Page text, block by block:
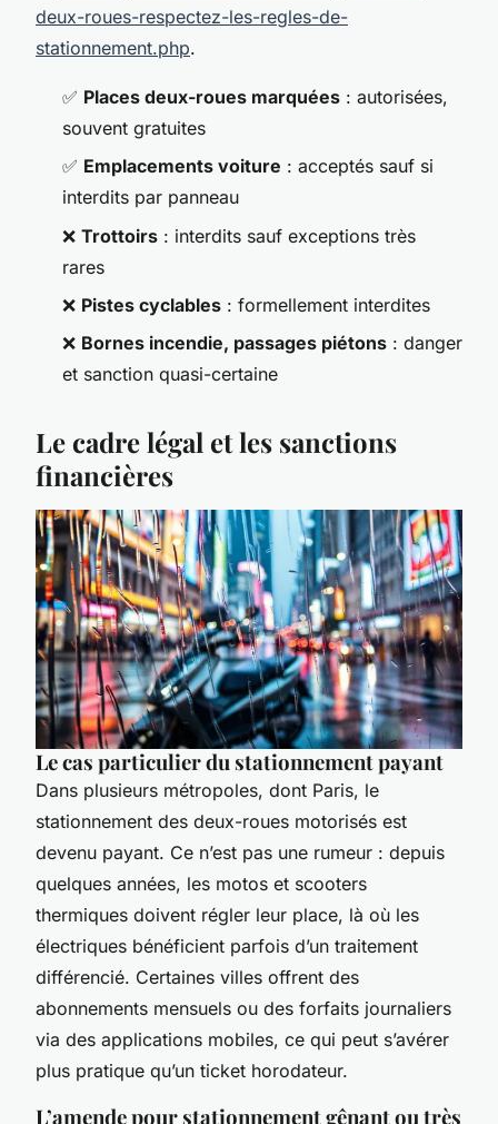
deux-roues-respectez-les-regles-de-
stationnement.php.
✅ Places deux-roues marquées : autorisées,
souvent gratuites
✅ Emplacements voiture : acceptés sauf si
interdits par panneau
❌ Trottoirs : interdits sauf exceptions très
rares
❌ Pistes cyclables : formellement interdites
❌ Bornes incendie, passages piétons : danger
et sanction quasi-certaine
Le cadre légal et les sanctions
financières
Le cas particulier du stationnement payant
Dans plusieurs métropoles, dont Paris, le
stationnement des deux-roues motorisés est
devenu payant. Ce n’est pas une rumeur : depuis
quelques années, les motos et scooters
thermiques doivent régler leur place, là où les
électriques bénéficient parfois d’un traitement
différencié. Certaines villes offrent des
abonnements mensuels ou des forfaits journaliers
via des applications mobiles, ce qui peut s’avérer
plus pratique qu’un ticket horodateur.
L’amende pour stationnement gênant ou très